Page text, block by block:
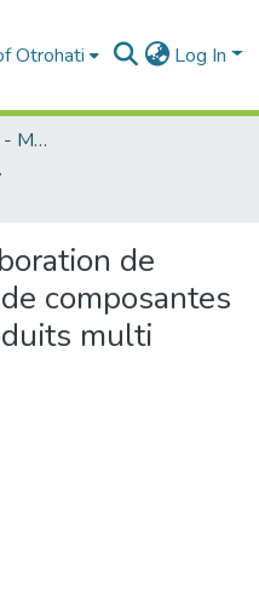
Otrohati Log In
Université Cadi Ayyad - Marrakech
STSM)
de
composantes
multi